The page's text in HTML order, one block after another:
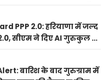
PPP 2.0: हरियाणा में जल्द
2.0, सीएम ने दिए AI गुरुकुल के
बारिश के बाद गुरुग्राम में